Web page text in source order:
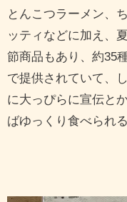
とんこつラーメン、
ッティなどに加え、
節商品もあり、約35
で提供されていて、
に大っぴらに宣伝と
ばゆっくり食べられ